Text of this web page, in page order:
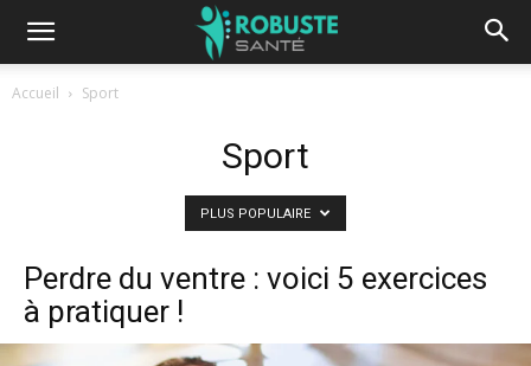
Accueil Sport
Sport
PLUS POPULAIRE
Perdre du ventre : voici 5 exercices
à pratiquer !